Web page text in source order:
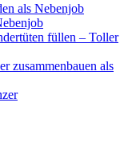
als Nebenjob
füllen – Toller
zusammenbauen als